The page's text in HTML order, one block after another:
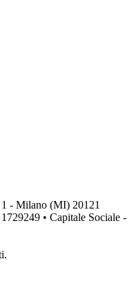
- Milano (MI) 20121
• Capitale Sociale -